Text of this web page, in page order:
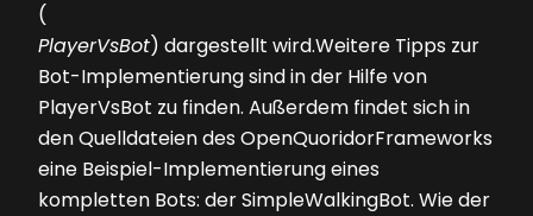
(
PlayerVsBot) dargestellt wird.Weitere Tipps zur
Bot-Implementierung sind in der Hilfe von
PlayerVsBot zu finden. Außerdem findet sich in
den Quelldateien des OpenQuoridorFrameworks
eine Beispiel-Implementierung eines
kompletten Bots: der SimpleWalkingBot. Wie der